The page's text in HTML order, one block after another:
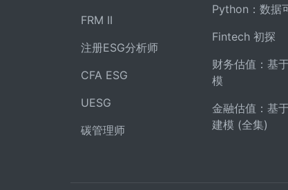
FRM II
注册ESG分析师
CFA ESG
UESG
碳管理师
Python：数据
Fintech 初探
财务估值：基
模
金融估值：基
建模 (全集)